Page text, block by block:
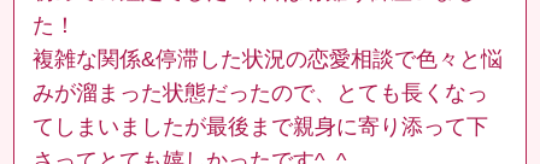
た！
複雑な関係&停滞した状況の恋愛相談で色々と悩
みが溜まった状態だったので、とても長くなっ
てしまいましたが最後まで親身に寄り添って下